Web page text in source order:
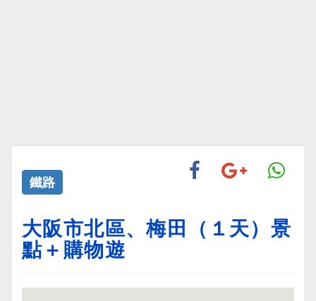
鐵路
大阪市北區、梅田（１天）景
點＋購物遊